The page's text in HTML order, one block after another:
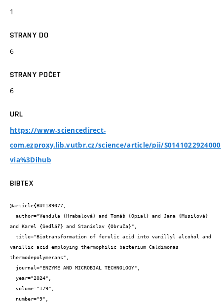
1
STRANY DO
6
STRANY POČET
6
URL
https://www-sciencedirect-
com.ezproxy.lib.vutbr.cz/science/article/pii/
via%3Dihub
BIBTEX
@article{BUT189077,
and Karel {Sedlář} and Stanislav {Obruča}",
vanillic acid employing thermophilic bacterium Caldimonas
thermodepolymerans",